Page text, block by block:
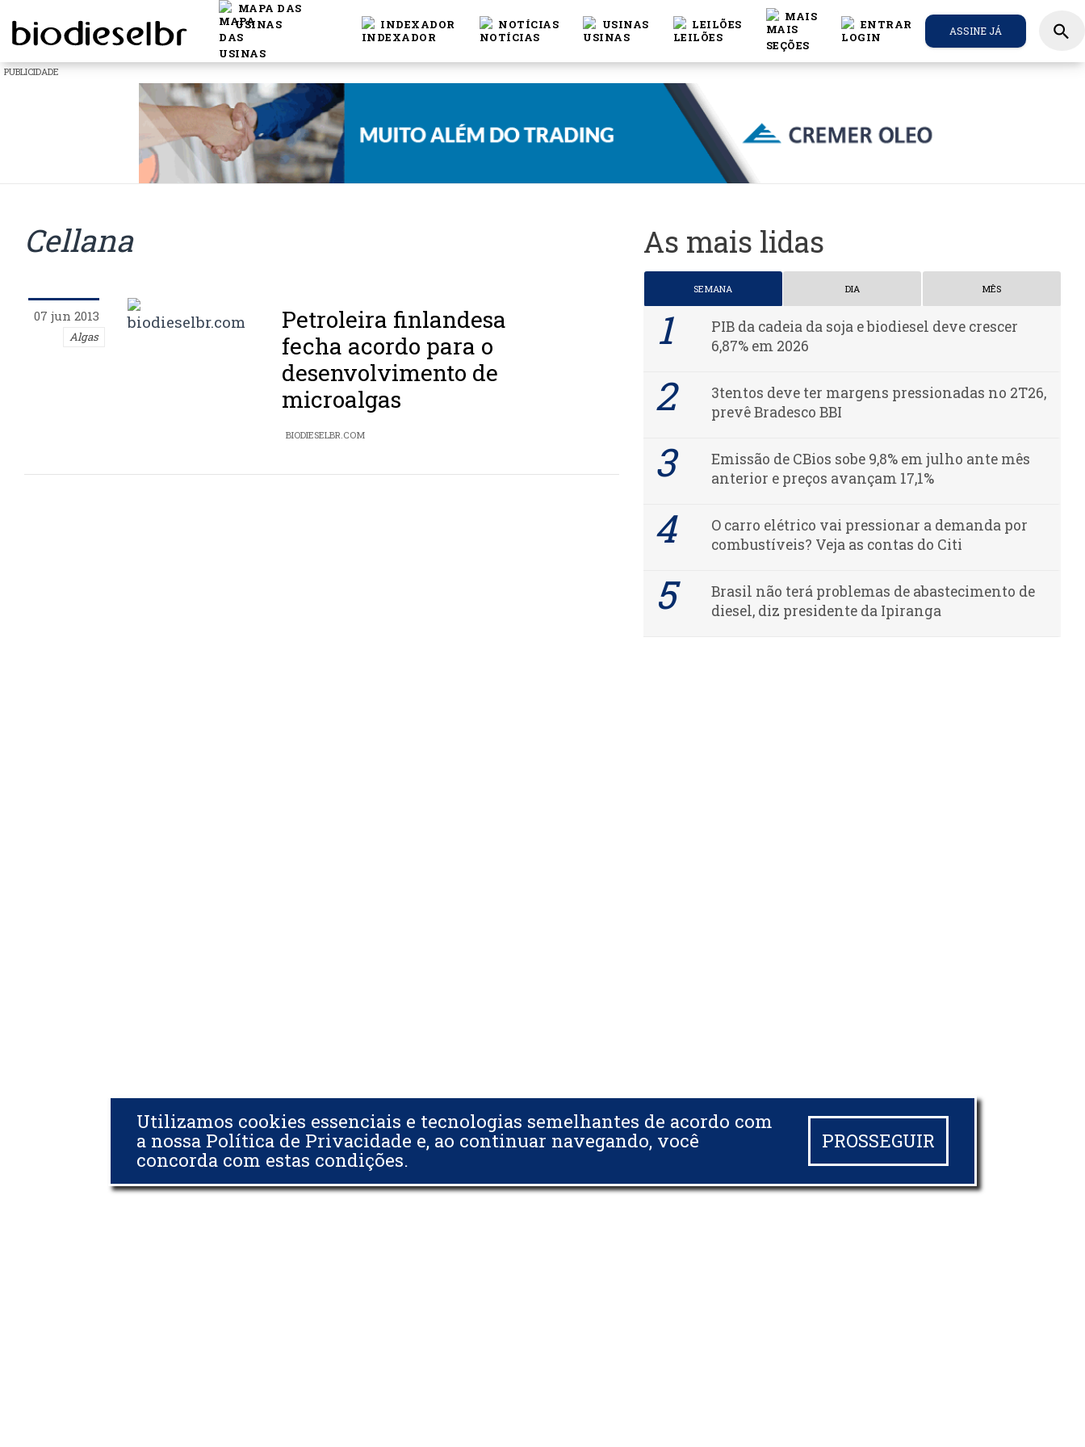
MAPA DAS
USINAS
INDEXADOR NOTÍCIAS USINAS LEILÕES
MAIS
ENTRAR ASSINE JÁ search
PUBLICIDADE
Cellana
07 jun 2013
Algas
Petroleira finlandesa
fecha acordo para o
desenvolvimento de
microalgas
BIODIESELBR.COM
As mais lidas
SEMANA DIA MÊS
PIB da cadeia da soja e biodiesel deve crescer
6,87% em 2026
3tentos deve ter margens pressionadas no 2T26,
prevê Bradesco BBI
Emissão de CBios sobe 9,8% em julho ante mês
anterior e preços avançam 17,1%
O carro elétrico vai pressionar a demanda por
combustíveis? Veja as contas do Citi
Brasil não terá problemas de abastecimento de
diesel, diz presidente da Ipiranga
Utilizamos cookies essenciais e tecnologias semelhantes de acordo com
a nossa Política de Privacidade e, ao continuar navegando, você
concorda com estas condições.
PROSSEGUIR